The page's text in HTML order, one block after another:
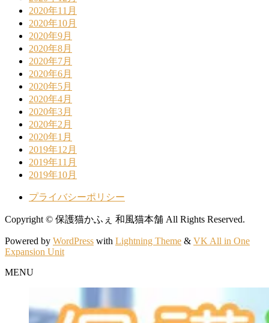
2020年11月
2020年10月
2020年9月
2020年8月
2020年7月
2020年6月
2020年5月
2020年4月
2020年3月
2020年2月
2020年1月
2019年12月
2019年11月
2019年10月
プライバシーポリシー
Copyright © 保護猫かふぇ 和風猫本舗 All Rights Reserved.
Powered by WordPress with Lightning Theme & VK All in One
Expansion Unit
MENU